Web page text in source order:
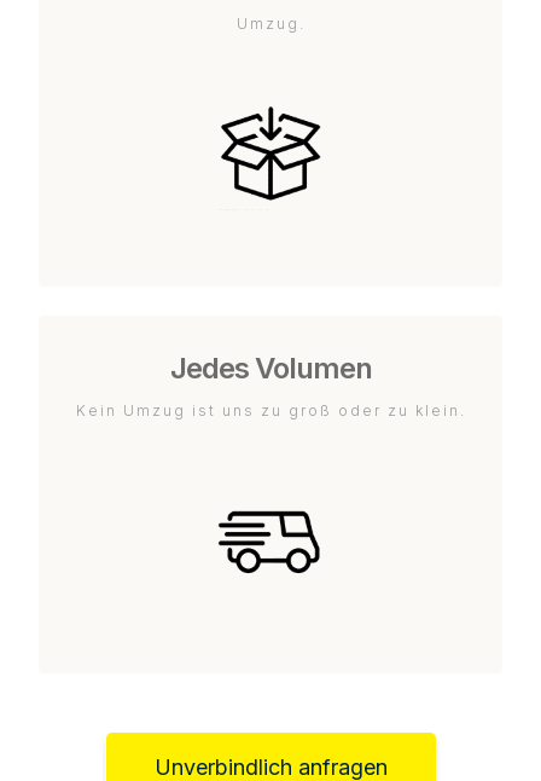
Umzug.
Jedes Volumen
Kein Umzug ist uns zu groß oder zu klein.
Unverbindlich anfragen